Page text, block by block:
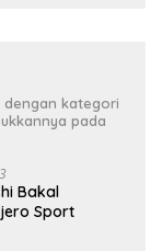
kategori
pada
Bakal
Sport